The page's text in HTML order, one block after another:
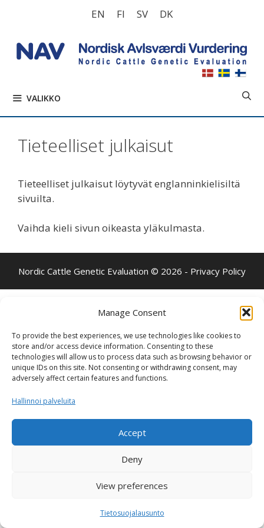
Manage Consent
To provide the best experiences, we use technologies like cookies to
store and/or access device information. Consenting to these
technologies will allow us to process data such as browsing behavior or
unique IDs on this site. Not consenting or withdrawing consent, may
adversely affect certain features and functions.
Hallinnoi palveluita
Accept
Deny
View preferences
Tietosuojalausunto
EN FI SV DK
VALIKKO
Tieteelliset julkaisut
Tieteelliset julkaisut löytyvät englanninkielisiltä
sivuilta.
Vaihda kieli sivun oikeasta yläkulmasta.
Nordic Cattle Genetic Evaluation © 2026 - Privacy Policy